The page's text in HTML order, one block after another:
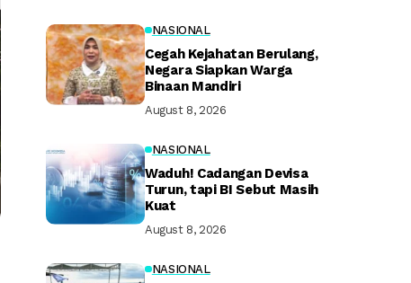
NASIONAL
Cegah Kejahatan Berulang,
Negara Siapkan Warga
Binaan Mandiri
August 8, 2026
NASIONAL
Waduh! Cadangan Devisa
Turun, tapi BI Sebut Masih
Kuat
August 8, 2026
NASIONAL